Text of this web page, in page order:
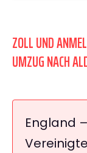
ZOLL UND
UMZUG NACH
England